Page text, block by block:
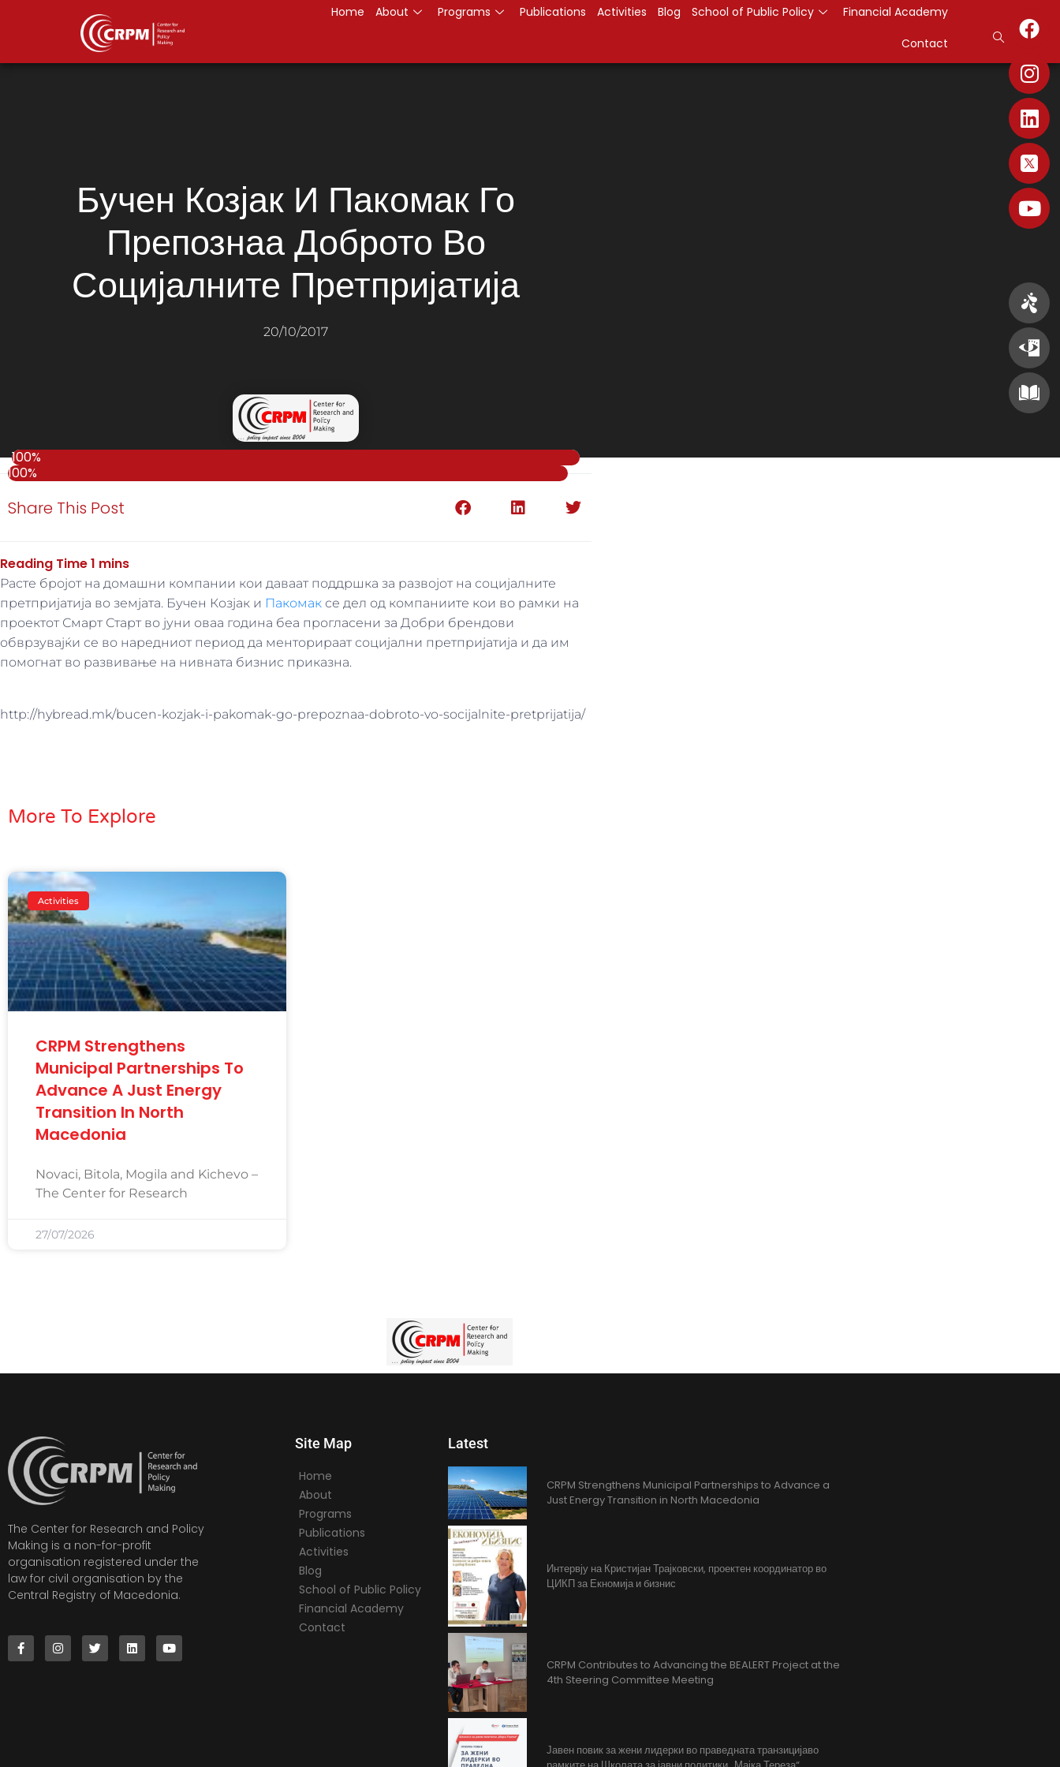
Home About Programs Publications Activities Blog School of Public Policy
Financial Academy
Contact
Бучен Козјак И Пакомак Го
Препознаа Доброто Во
Социјалните Претпријатија
20/10/2017
100%
100%
Share This Post
Расте бројот на домашни компании кои даваат поддршка за развојот на социјалните
претпријатија во земјата. Бучен Козјак и Пакомак се дел од компаниите кои во рамки на
проектот Смарт Старт во јуни оваа година беа прогласени за Добри брендови
обврзувајќи се во наредниот период да менторираат социјални претпријатија и да им
помогнат во развивање на нивната бизнис приказна.
http://hybread.mk/bucen-kozjak-i-pakomak-go-prepoznaa-dobroto-vo-socijalnite-pretprijatija/
More To Explore
Activities
CRPM Strengthens
Municipal Partnerships To
Advance A Just Energy
Transition In North
Macedonia
Novaci, Bitola, Mogila and Kichevo –
The Center for Research
27/07/2026
The Center for Research and Policy
Making is a non-for-profit
organisation registered under the
law for civil organisation by the
Central Registry of Macedonia.
Site Map
Home
About
Programs
Publications
Activities
Blog
School of Public Policy
Financial Academy
Contact
Latest
CRPM Strengthens Municipal Partnerships to Advance a
Just Energy Transition in North Macedonia
Интервју на Кристијан Трајковски, проектен координатор во
ЦИКП за Екномија и бизнис
CRPM Contributes to Advancing the BEALERT Project at the
4th Steering Committee Meeting
Јавен повик за жени лидерки во праведната транзицијаво